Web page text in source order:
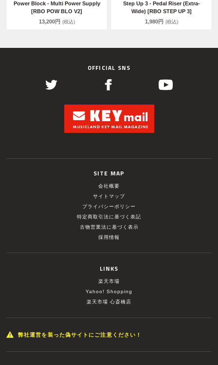
Power Block - Multi Power Supply
[RBO POW BLO V2]
13,200円 (税込)
Step Up 3 - Pedal Riser (Extra-
Wide) [RBO STEP UP 3]
1,980円 (税込)
OFFICIAL SNS
SITE MAP
会社概要
サイトマップ
プライバシーポリシー
特定商取引法に基づく表記
古物営業法に基づく表示
採用情報
LINKS
楽天市場
Yahoo! Shopping
楽天市場 心斎橋店
弊社運営を装った偽サイトにご注意ください！